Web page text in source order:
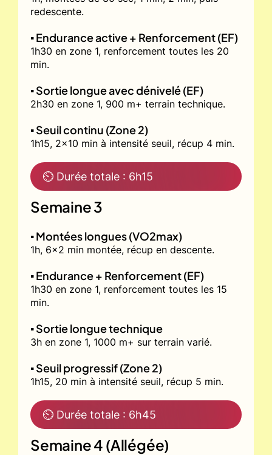
redescente.
▪️ Endurance active + Renforcement (EF)
1h30 en zone 1, renforcement toutes les 20
min.
▪️ Sortie longue avec dénivelé (EF)
2h30 en zone 1, 900 m+ terrain technique.
▪️ Seuil continu (Zone 2)
1h15, 2x10 min à intensité seuil, récup 4 min.
⏲ Durée totale : 6h15
Semaine 3
▪️ Montées longues (VO2max)
1h, 6x2 min montée, récup en descente.
▪️ Endurance + Renforcement (EF)
1h30 en zone 1, renforcement toutes les 15
min.
▪️ Sortie longue technique
3h en zone 1, 1000 m+ sur terrain varié.
▪️ Seuil progressif (Zone 2)
1h15, 20 min à intensité seuil, récup 5 min.
⏲ Durée totale : 6h45
Semaine 4 (Allégée)